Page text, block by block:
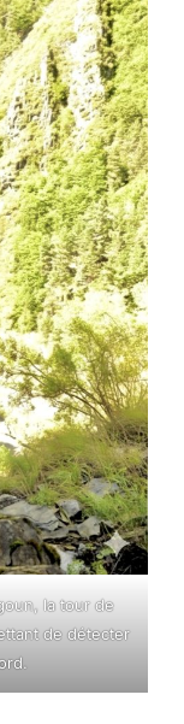
la tour de
de détecter